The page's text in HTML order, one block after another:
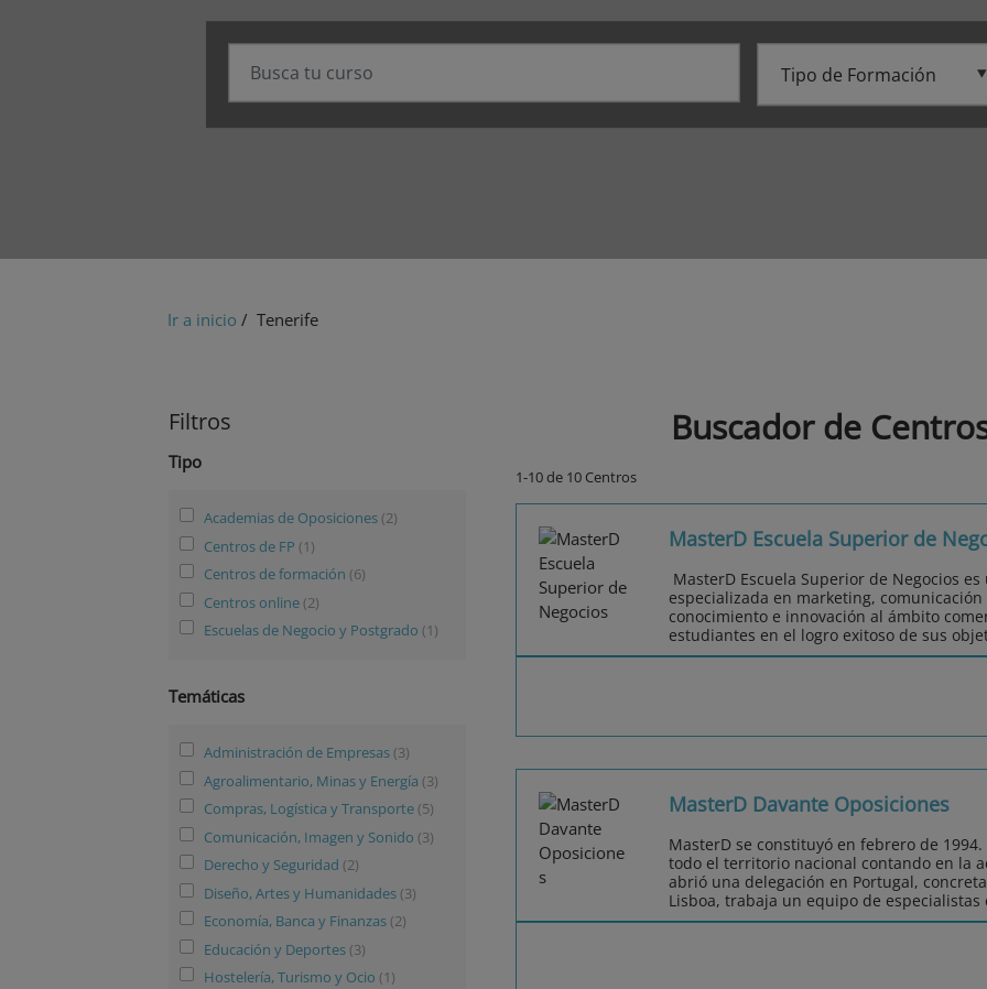
Ir a inicio / Tenerife
Filtros
Tipo
Academias de Oposiciones (2)
Centros de FP (1)
Centros de formación (6)
Centros online (2)
Escuelas de Negocio y Postgrado (1)
Temáticas
Administración de Empresas (3)
Agroalimentario, Minas y Energía (3)
Compras, Logística y Transporte (5)
Comunicación, Imagen y Sonido (3)
Derecho y Seguridad (2)
Diseño, Artes y Humanidades (3)
Economía, Banca y Finanzas (2)
Educación y Deportes (3)
Hostelería, Turismo y Ocio (1)
Buscador de
1-10 de 10 Centros
MasterD Escuela Superior de
MasterD Escuela Superior de Negocios
especializada en marketing,
conocimiento e innovación al ámbito
estudiantes en el logro exitoso de sus
MasterD Davante Oposiciones
MasterD se constituyó en febrero de
todo el territorio nacional contando en la
abrió una delegación en Portugal,
Lisboa, trabaja un equipo de